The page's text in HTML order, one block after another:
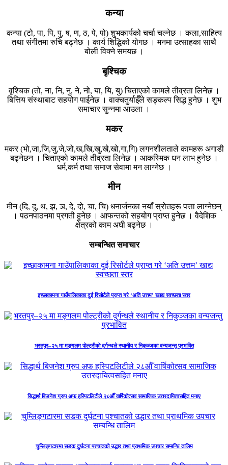
कन्या
कन्या (टो, पा, पि, पु, ष, ण, ठ, पे, पो) शुभकार्यको चर्चा चल्नेछ । कला,साहित्य
तथा संगीतमा रुचि बढ्नेछ । कार्य शिद्धिको योगछ । मनमा उत्साहका साथै
बोली विक्ने समयछ ।
बृश्चिक
वृश्चिक (तो, ना, नि, नु, ने, नो, या, यि, यु) चिताएको कामले तीव्रता लिनेछ ।
बित्तिय संस्थाबाट सहयोग पाईनेछ । वाक्चतुर्याईँले सङ्कल्प सिद्ध हुनेछ । शुभ
समाचार सुन्नमा आउला ।
मकर
मकर (भो,जा,जि,जु,जे,जो,ख,खि,खु,खे,खो,गा,गि) लगनशीलताले कामहरू अगाडी
बढ्नेछन । चिताएको कामले तीव्रता लिनेछ । आकस्मिक धन लाभ हुनेछ ।
धर्म,कर्म तथा समाज सेवामा मन लाग्नेछ ।
मीन
मीन (दि, दु, थ, झ, ञ, दे, दो, चा, चि) धनार्जनका नयाँ स्रोतहरू पत्ता लाग्नेछन्
। पठनपाठनमा प्रगती हुनेछ । आफन्तको सहयोग प्राप्त हुनेछ । वैदेशिक
क्षेत्रको काम अघी बढ्नेछ ।
सम्बन्धित समाचार
इच्छाकामना गाउँपालिकाका दुई रिसोर्टले प्राप्त गरे ‘अति उत्तम’ खाद्य स्वच्छता स्तर
भरतपुर–२५ मा मङ्गलम पोल्ट्रीको दुर्गन्धले स्थानीय र निकुञ्जका वन्यजन्तु प्रभावित
सिद्धार्थ बिजनेश ग्रुप अफ हस्पिटलिटीले २८औँ वार्षिकोत्सव सामाजिक उत्तरदायित्वसहित मनाए
चुम्लिङ्गटारमा सडक दुर्घटना पश्चातको उद्धार तथा प्राथमिक उपचार सम्बन्धि तालिम